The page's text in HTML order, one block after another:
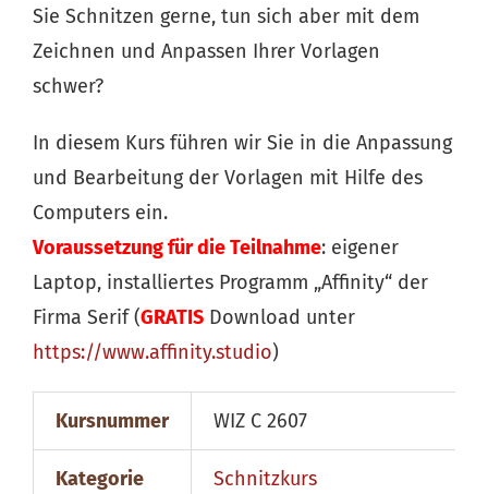
Sie Schnitzen gerne, tun sich aber mit dem
Zeichnen und Anpassen Ihrer Vorlagen
schwer?
In diesem Kurs führen wir Sie in die Anpassung
und Bearbeitung der Vorlagen mit Hilfe des
Computers ein.
Voraussetzung für die Teilnahme: eigener
Laptop, installiertes Programm „Affinity“ der
Firma Serif (GRATIS Download unter
https://www.affinity.studio)
Kursnummer WIZ C 2607
Kategorie Schnitzkurs